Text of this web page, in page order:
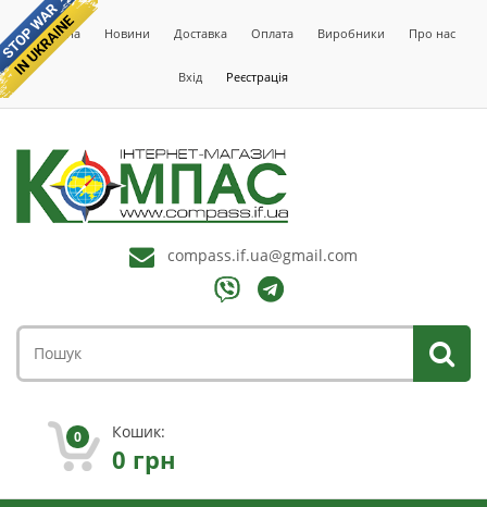
Головна Новини Доставка Оплата Виробники Про нас
Вхід Реєстрація
compass.if.ua@gmail.com
0 Кошик:
0 грн